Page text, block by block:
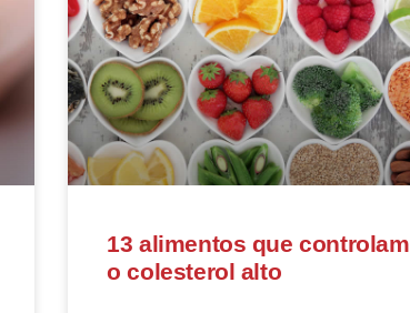
13 alimentos que controlam
o colesterol alto